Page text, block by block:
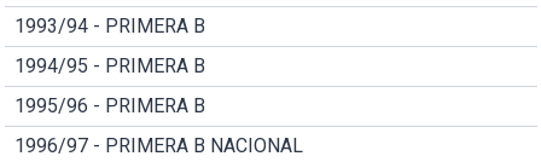
1993/94 - PRIMERA B
1994/95 - PRIMERA B
1995/96 - PRIMERA B
1996/97 - PRIMERA B NACIONAL